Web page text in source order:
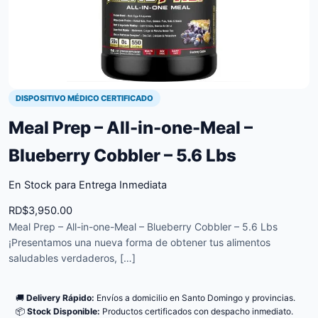
DISPOSITIVO MÉDICO CERTIFICADO
Meal Prep – All-in-one-Meal –
Blueberry Cobbler – 5.6 Lbs
En Stock para Entrega Inmediata
RD$3,950.00
Meal Prep – All-in-one-Meal – Blueberry Cobbler – 5.6 Lbs
¡Presentamos una nueva forma de obtener tus alimentos
saludables verdaderos, […]
🚚 Delivery Rápido: Envíos a domicilio en Santo Domingo y provincias.
📦 Stock Disponible: Productos certificados con despacho inmediato.